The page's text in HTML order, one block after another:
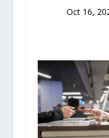
Oct 16,